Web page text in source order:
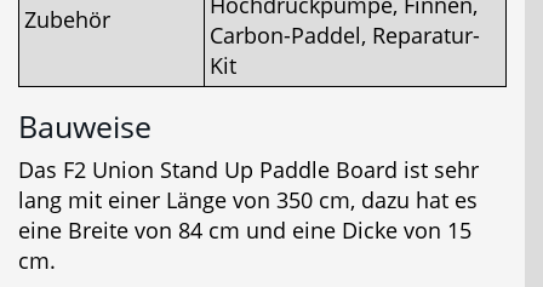
Zubehör
Carbon-Paddel, Reparatur-
Kit
Bauweise
Das F2 Union Stand Up Paddle Board ist sehr
lang mit einer Länge von 350 cm, dazu hat es
eine Breite von 84 cm und eine Dicke von 15
cm.